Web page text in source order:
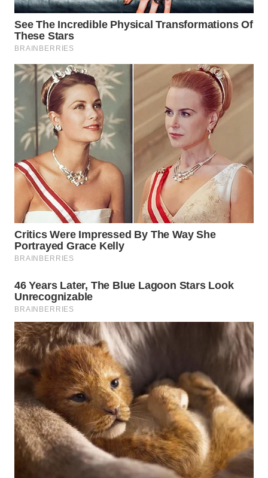
WN
DEPOK
WN
TAPANULI
UTARA
WN
SAMOSIR
WN
PADANG
LAWAS
WN
SUMEDANG
WN
WN
KEPULAUAN
SERIBU
WN
TANGERANG
WN
BINJAI
WN
CIREBON